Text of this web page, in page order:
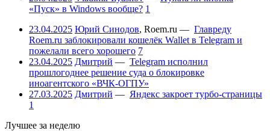
«Пуск» в Windows вообще? 1
23.04.2025 Юрий Синодов, Roem.ru — Главреду
Roem.ru заблокировали кошелёк Wallet в Telegram и
пожелали всего хорошего 7
23.04.2025 Дмитрий — Telegram исполнил
прошлогоднее решение суда о блокировке
иноагентского «ВЧК-ОГПУ»
27.03.2025 Дмитрий — Яндекс закроет турбо-страницы
1
Лучшее за неделю